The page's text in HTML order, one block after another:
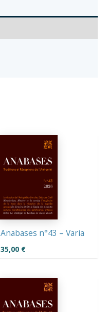
Anabases n°43 – Varia
35,00 €